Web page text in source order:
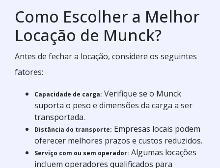
Como Escolher a Melhor
Locação de Munck?
Antes de fechar a locação, considere os seguintes
fatores:
Capacidade de carga: Verifique se o Munck
suporta o peso e dimensões da carga a ser
transportada.
Distância do transporte: Empresas locais podem
oferecer melhores prazos e custos reduzidos.
Serviço com ou sem operador: Algumas locações
incluem operadores qualificados para